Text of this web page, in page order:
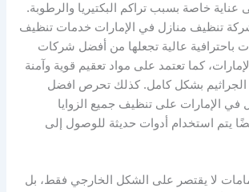
عناية خاصة بسبب تراكم البكتيريا والرطوبة.
تنظيف منازل في الإمارات خدمات تنظيف
باحترافية عالية تجعلها من أفضل شركات
كما تعتمد على مواد تعقيم قوية وآمنة
بشكل كامل. كذلك تحرص افضل
الإمارات على تنظيف جميع الزوايا
يتم استخدام أدوات حديثة للوصول إلى
لا يقتصر على الشكل الخارجي فقط، بل